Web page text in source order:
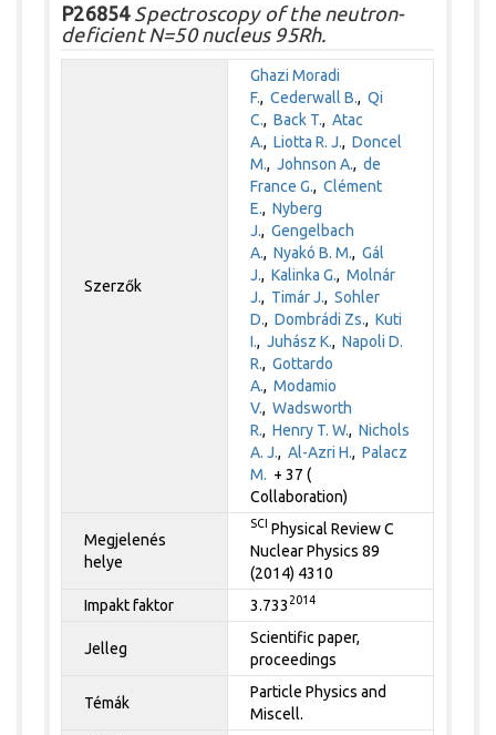
P26854Spectroscopy of the neutron-
deficient N=50 nucleus 95Rh.
Szerzők
Ghazi Moradi
F.,Cederwall B.,Qi
C.,Back T.,Atac
A.,Liotta R. J.,Doncel
M.,Johnson A.,de
France G.,Clément
E.,Nyberg
J.,Gengelbach
A.,Nyakó B. M.,Gál
J.,Kalinka G.,Molnár
J., Timár J.,Sohler
D.,Dombrádi Zs.,Kuti
I.,Juhász K.,Napoli D.
R.,Gottardo
A.,Modamio
V.,Wadsworth
R.,Henry T. W.,Nichols
A. J.,Al-Azri H.,Palacz
M. + 37 (
Collaboration)
Megjelenés
helye
SCI Physical Review C
Nuclear Physics 89
(2014) 4310
Impakt faktor
3.733 2014
Jelleg
Scientific paper,
proceedings
Témák
Particle Physics and
Miscell.